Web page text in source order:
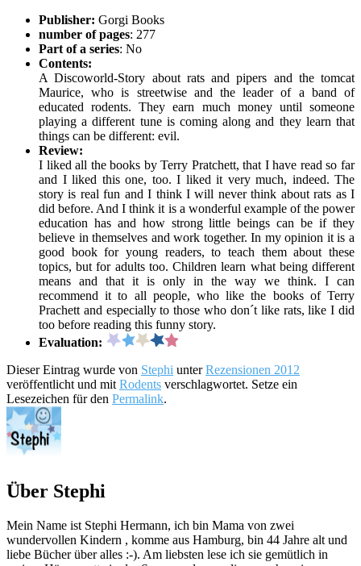
Publisher: Gorgi Books
number of pages: 277
Part of a series: No
Contents:
A Discoworld-Story about rats and pipers and the tomcat
Maurice, who is streetwise and the leader of a band of
educated rodents. They earn much money until someone
playing a different tune is coming along and they learn that
things can be different: evil.
Review:
I liked all the books by Terry Pratchett, that I have read so far
and I liked this one, too. I liked it very much, indeed. The
story is real fun and I think I will never think about rats as I
did before. And I think it is a wonderful example of the power
education has and how strong little beings can be if they
believe in themselves and work together. In my opinion it is a
good book for young readers, to teach them about these
topics, but for adults too. Children learn what being different
means and that it is only in the way we think. I can
recommend it to all people, who like the books of Terry
Prachett and especially to those who don´t like rats, like I did
too before reading this funny story.
Evaluation:
Dieser Eintrag wurde von Stephi unterRezensionen 2012
veröffentlicht und mit Rodents verschlagwortet. Setze ein
Lesezeichen für den Permalink.
Über Stephi
Mein Name ist Stephi Hermann, ich bin Mama von zwei
wundervollen Kindern , komme aus Hamburg, bin 44 Jahre alt und
liebe Bücher über alles :-). Am liebsten lese ich sie gemütlich in